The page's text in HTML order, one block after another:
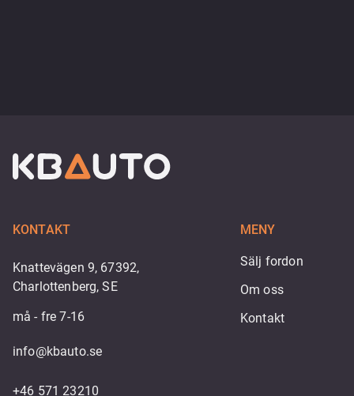
KONTAKT
Knattevägen 9, 67392,
Charlottenberg, SE
må - fre 7-16
info@kbauto.se
+46 571 23210
MENY
Sälj fordon
Om oss
Kontakt